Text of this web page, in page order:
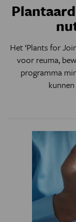
Het ‘Plants for
voor reuma,
programma